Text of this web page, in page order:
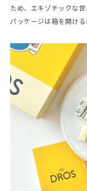
ため、エキゾチックな
パッケージは箱を開ける